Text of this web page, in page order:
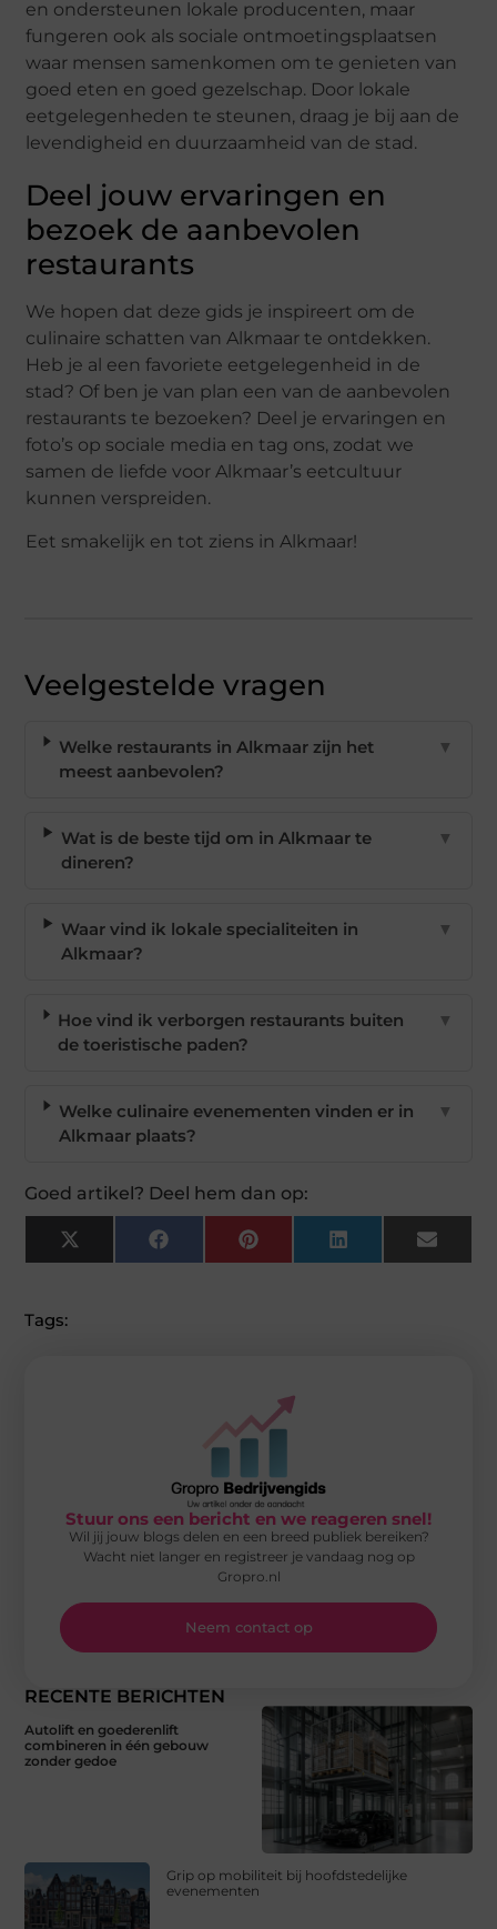
en ondersteunen lokale producenten, maar
fungeren ook als sociale ontmoetingsplaatsen
waar mensen samenkomen om te genieten van
goed eten en goed gezelschap. Door lokale
eetgelegenheden te steunen, draag je bij aan de
levendigheid en duurzaamheid van de stad.
Deel jouw ervaringen en
bezoek de aanbevolen
restaurants
We hopen dat deze gids je inspireert om de
culinaire schatten van Alkmaar te ontdekken.
Heb je al een favoriete eetgelegenheid in de
stad? Of ben je van plan een van de aanbevolen
restaurants te bezoeken? Deel je ervaringen en
foto’s op sociale media en tag ons, zodat we
samen de liefde voor Alkmaar’s eetcultuur
kunnen verspreiden.
Eet smakelijk en tot ziens in Alkmaar!
Veelgestelde vragen
Welke restaurants in Alkmaar zijn het
meest aanbevolen?
▼
Wat is de beste tijd om in Alkmaar te
dineren?
▼
Waar vind ik lokale specialiteiten in
Alkmaar?
▼
Hoe vind ik verborgen restaurants buiten
de toeristische paden?
▼
Welke culinaire evenementen vinden er in
Alkmaar plaats?
▼
Goed artikel? Deel hem dan op:
X
(Twitter)
FacebookPinterest LinkedIn Email
Tags:
RECENTE BERICHTEN
Autolift en goederenlift
combineren in één gebouw
zonder gedoe
Grip op mobiliteit bij hoofdstedelijke
evenementen
Stuur ons een bericht en we reageren snel!
Wil jij jouw blogs delen en een breed publiek bereiken?
Wacht niet langer en registreer je vandaag nog op
Gropro.nl
Neem contact op